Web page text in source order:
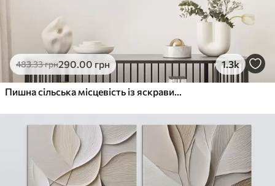
483.33грн290.00 грн 1.3k
Пишна сільська місцевість із яскравим лугом диких квітів, наповненим різнокольоровими квітами під хмарним небом